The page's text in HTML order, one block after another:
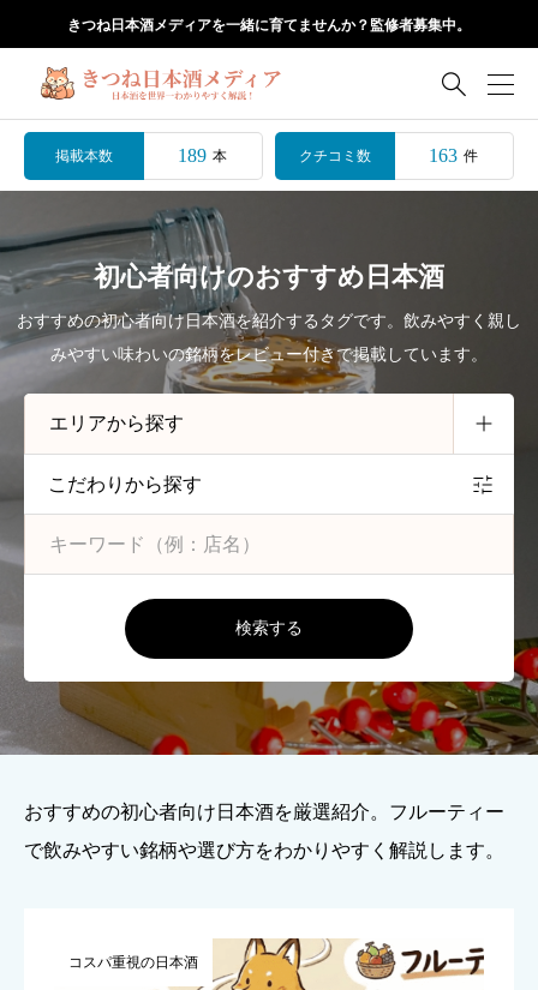
きつね日本酒メディアを一緒に育てませんか？監修者募集中。

掲載本数 189 本 クチコミ数 163 件
初心者向けのおすすめ日本酒
おすすめの初心者向け日本酒を紹介するタグです。飲みやすく親し
みやすい味わいの銘柄をレビュー付きで掲載しています。
こだわりから探す
検索する
おすすめの初心者向け日本酒を厳選紹介。フルーティー
で飲みやすい銘柄や選び方をわかりやすく解説します。
コスパ重視の日本酒